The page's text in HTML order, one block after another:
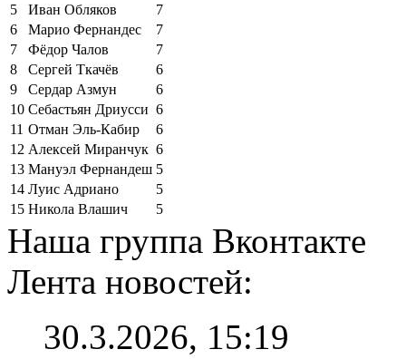
5
Иван Обляков
7
6
Марио Фернандес
7
7
Фёдор Чалов
7
8
Сергей Ткачёв
6
9
Сердар Азмун
6
10 Себастьян Дриусси 6
11 Отман Эль-Кабир
6
12 Алексей Миранчук 6
13 Мануэл Фернандеш 5
14 Луис Адриано
5
15 Никола Влашич 5
Наша группа Вконтакте
Лента новостей:
30.3.2026, 15:19